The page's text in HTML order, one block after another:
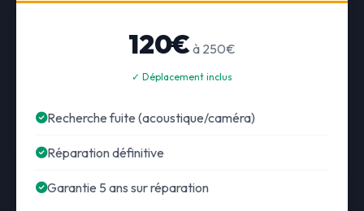
120€ à 250€
✓ Déplacement inclus
Recherche fuite (acoustique/caméra)
Réparation définitive
Garantie 5 ans sur réparation